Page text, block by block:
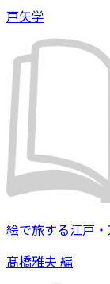
戸矢学
絵で旅する江戸
髙橋雅夫 編